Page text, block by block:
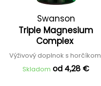
Swanson
Triple Magnesium
Complex
Výživový doplnok s horčíkom
Skladom od 4,28 €